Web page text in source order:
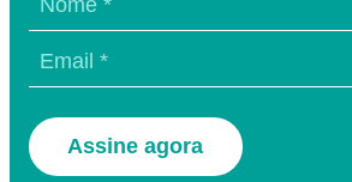
Assine agora